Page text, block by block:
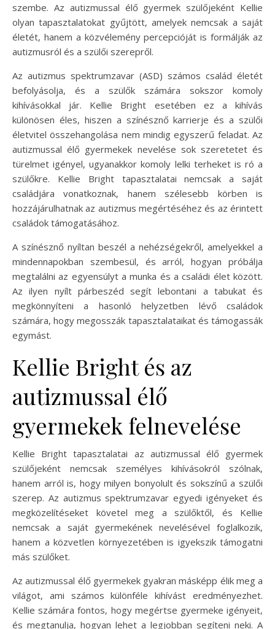
szembe. Az autizmussal élő gyermek szülőjeként Kellie
olyan tapasztalatokat gyűjtött, amelyek nemcsak a saját
életét, hanem a közvélemény percepcióját is formálják az
autizmusról és a szülői szerepről.
Az autizmus spektrumzavar (ASD) számos család életét
befolyásolja, és a szülők számára sokszor komoly
kihívásokkal jár. Kellie Bright esetében ez a kihívás
különösen éles, hiszen a színésznő karrierje és a szülői
életvitel összehangolása nem mindig egyszerű feladat. Az
autizmussal élő gyermekek nevelése sok szeretetet és
türelmet igényel, ugyanakkor komoly lelki terheket is ró a
szülőkre. Kellie Bright tapasztalatai nemcsak a saját
családjára vonatkoznak, hanem szélesebb körben is
hozzájárulhatnak az autizmus megértéséhez és az érintett
családok támogatásához.
A színésznő nyíltan beszél a nehézségekről, amelyekkel a
mindennapokban szembesül, és arról, hogyan próbálja
megtalálni az egyensúlyt a munka és a családi élet között.
Az ilyen nyílt párbeszéd segít lebontani a tabukat és
megkönnyíteni a hasonló helyzetben lévő családok
számára, hogy megosszák tapasztalataikat és támogassák
egymást.
Kellie Bright és az
autizmussal élő
gyermekek felnevelése
Kellie Bright tapasztalatai az autizmussal élő gyermek
szülőjeként nemcsak személyes kihívásokról szólnak,
hanem arról is, hogy milyen bonyolult és sokszínű a szülői
szerep. Az autizmus spektrumzavar egyedi igényeket és
megközelítéseket követel meg a szülőktől, és Kellie
nemcsak a saját gyermekének nevelésével foglalkozik,
hanem a közvetlen környezetében is igyekszik támogatni
más szülőket.
Az autizmussal élő gyermekek gyakran másképp élik meg a
világot, ami számos különféle kihívást eredményezhet.
Kellie számára fontos, hogy megértse gyermeke igényeit,
és megtanulja, hogyan lehet a legjobban segíteni neki. A